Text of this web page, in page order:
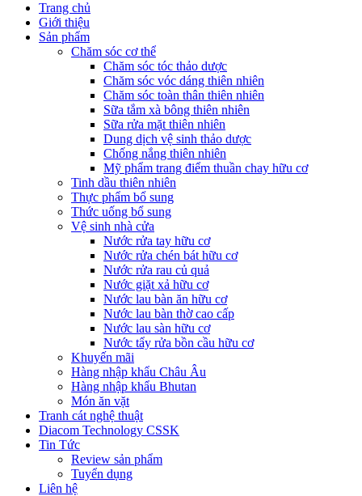
Trang chủ
Giới thiệu
Sản phẩm
Chăm sóc cơ thể
Chăm sóc tóc thảo dược
Chăm sóc vóc dáng thiên nhiên
Chăm sóc toàn thân thiên nhiên
Sữa tắm xà bông thiên nhiên
Sữa rửa mặt thiên nhiên
Dung dịch vệ sinh thảo dược
Chống nắng thiên nhiên
Mỹ phẩm trang điểm thuần chay hữu cơ
Tinh dầu thiên nhiên
Thực phẩm bổ sung
Thức uống bổ sung
Vệ sinh nhà cửa
Nước rửa tay hữu cơ
Nước rửa chén bát hữu cơ
Nước rửa rau củ quả
Nước giặt xả hữu cơ
Nước lau bàn ăn hữu cơ
Nước lau bàn thờ cao cấp
Nước lau sàn hữu cơ
Nước tẩy rửa bồn cầu hữu cơ
Khuyến mãi
Hàng nhập khẩu Châu Âu
Hàng nhập khẩu Bhutan
Món ăn vặt
Tranh cát nghệ thuật
Diacom Technology CSSK
Tin Tức
Review sản phẩm
Tuyển dụng
Liên hệ